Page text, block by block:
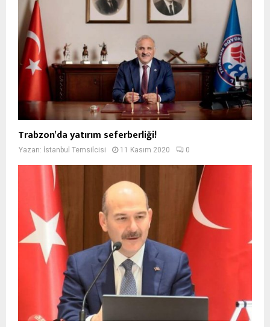
Trabzon’da yatırım seferberliği!
Yazan: İstanbul Temsilcisi 11 Kasım 2020 0